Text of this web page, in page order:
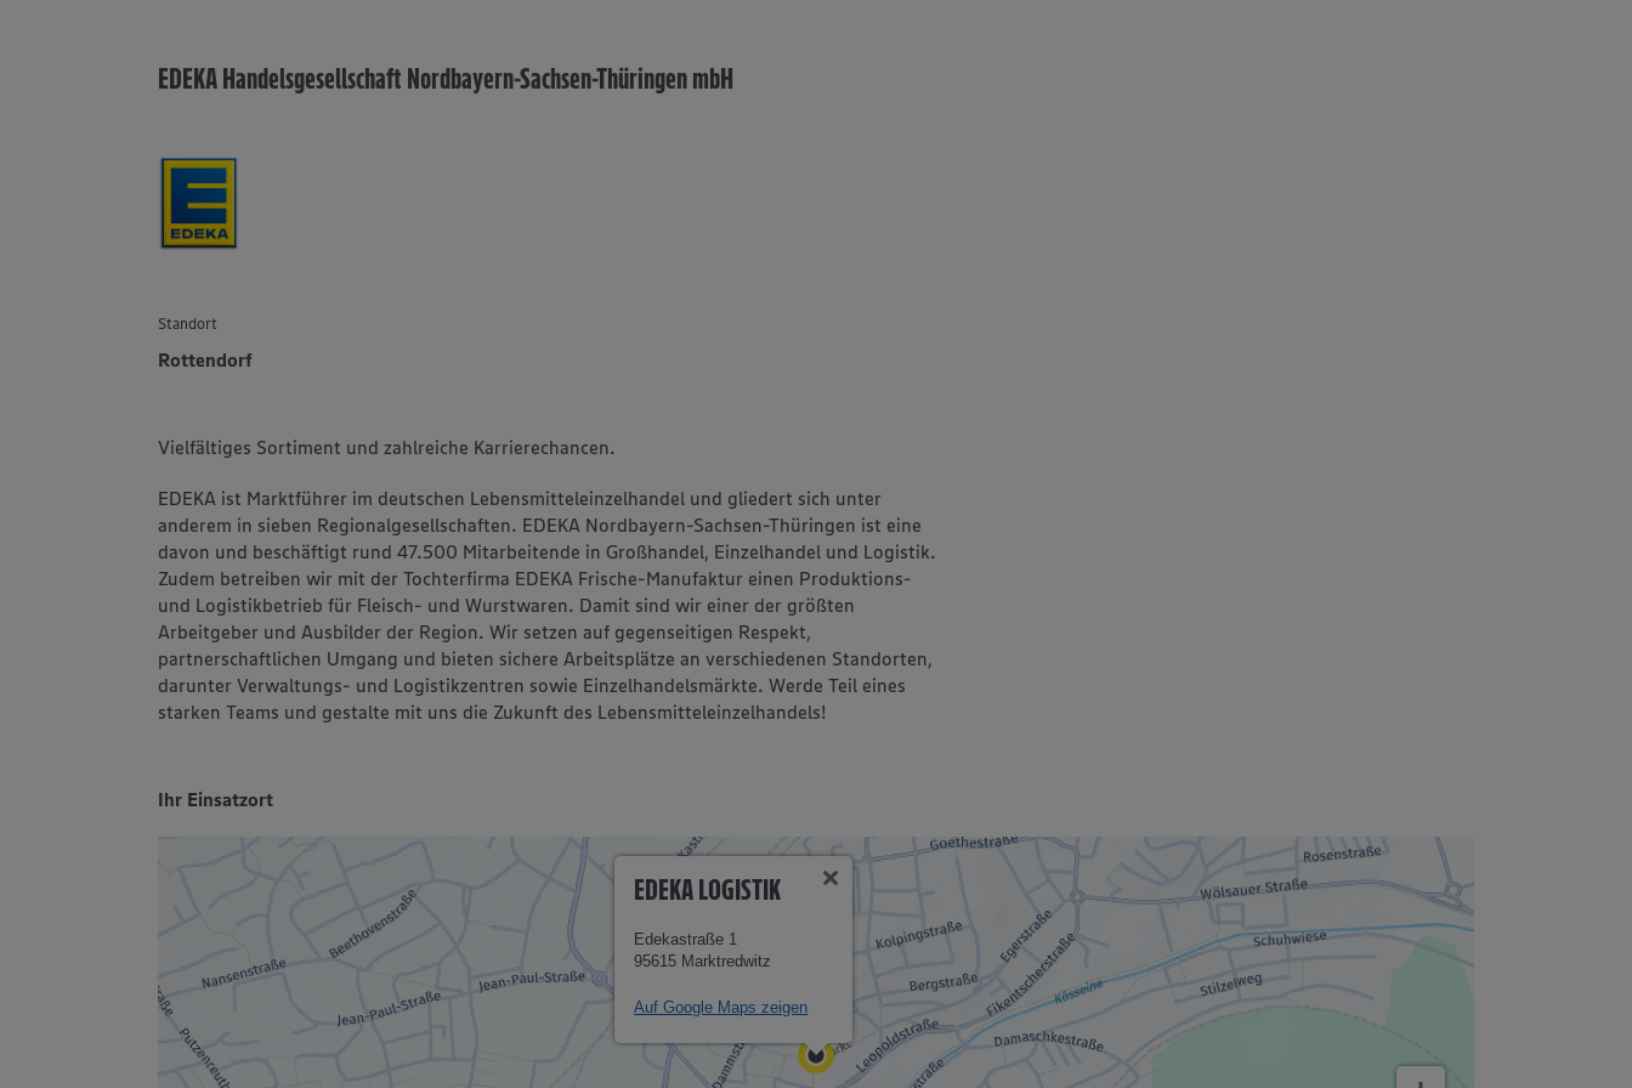
EDEKA Handelsgesellschaft Nordbayern-Sachsen-Thüringen mbH
Standort
Rottendorf
Vielfältiges Sortiment und zahlreiche Karrierechancen.
EDEKA ist Marktführer im deutschen Lebensmitteleinzelhandel und gliedert sich unter
anderem in sieben Regionalgesellschaften. EDEKA Nordbayern-Sachsen-Thüringen ist eine
davon und beschäftigt rund 47.500 Mitarbeitende in Großhandel, Einzelhandel und Logistik.
Zudem betreiben wir mit der Tochterfirma EDEKA Frische-Manufaktur einen Produktions-
und Logistikbetrieb für Fleisch- und Wurstwaren. Damit sind wir einer der größten
Arbeitgeber und Ausbilder der Region. Wir setzen auf gegenseitigen Respekt,
partnerschaftlichen Umgang und bieten sichere Arbeitsplätze an verschiedenen Standorten,
darunter Verwaltungs- und Logistikzentren sowie Einzelhandelsmärkte. Werde Teil eines
starken Teams und gestalte mit uns die Zukunft des Lebensmitteleinzelhandels!
Ihr Einsatzort
EDEKA LOGISTIK
Edekastraße 1
95615 Marktredwitz
Auf Google Maps zeigen